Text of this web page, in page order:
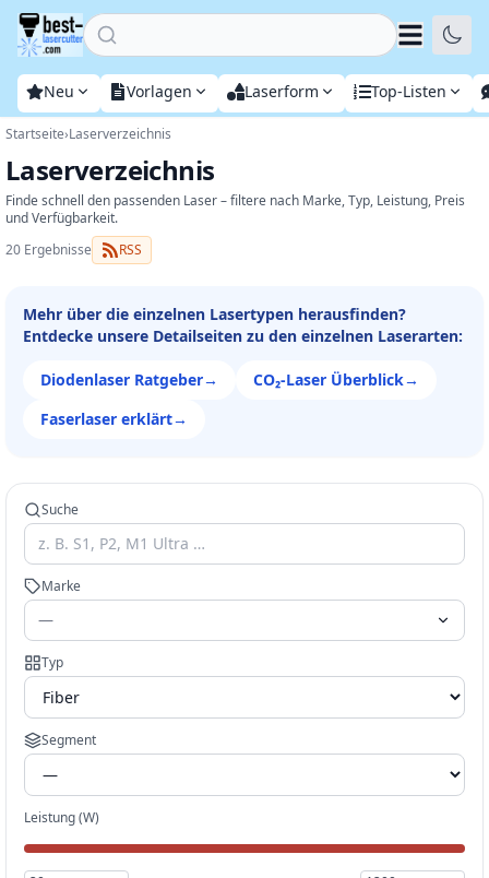
Home
Neu Vorlagen Laserform Top-Listen
Startseite›Laserverzeichnis
Laserverzeichnis
Finde schnell den passenden Laser – filtere nach Marke, Typ, Leistung, Preis
und Verfügbarkeit.
20 Ergebnisse
RSS
Mehr über die einzelnen Lasertypen herausfinden?
Entdecke unsere Detailseiten zu den einzelnen Laserarten:
Diodenlaser Ratgeber→ CO₂-Laser Überblick→
Faserlaser erklärt→
Suche
Marke
—
Typ
Segment
Leistung (W)